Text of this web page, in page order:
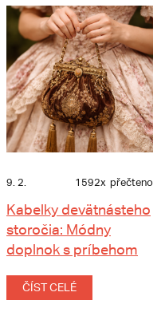
9. 2. 1592x přečteno
Kabelky devätnásteho
storočia: Módny
doplnok s príbehom
ČÍST CELÉ